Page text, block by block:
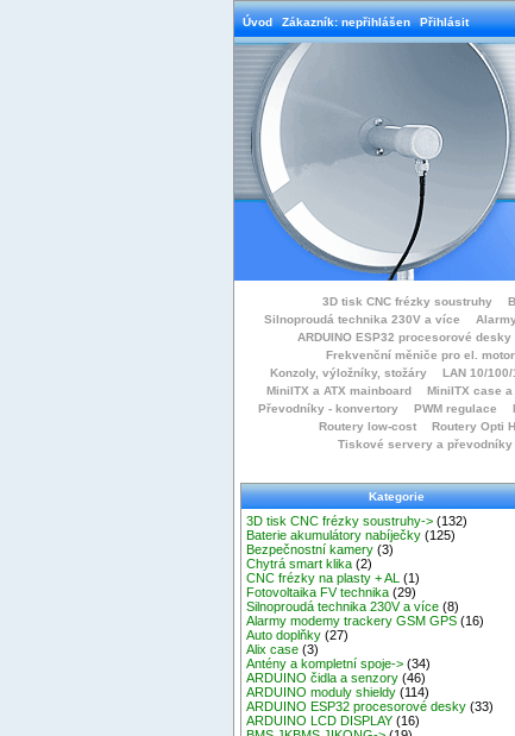
Úvod Zákazník: nepřihlášen Přihlásit
3D tisk CNC frézky soustruhy
Silnoproudá technika 230V a více
ARDUINO ESP32 procesorové desky
Frekvenční měniče pro el.
Konzoly, výložníky, stožáry
LAN 10/
MiniITX a ATX mainboard
MiniITX case
Převodníky - konvertory
PWM regulace
Routery low-cost
Routery Opti
Tiskové servery a převodníky
Kategorie
3D tisk CNC frézky soustruhy-> (132)
Baterie akumulátory nabíječky (125)
Bezpečnostní kamery (3)
Chytrá smart klika (2)
CNC frézky na plasty + AL
(1)
Fotovoltaika FV technika (29)
Silnoproudá technika 230V a více (8)
Alarmy modemy trackery GSM GPS (16)
Auto doplňky (27)
Alix case (3)
Antény a kompletní spoje-> (34)
ARDUINO čidla a senzory (46)
ARDUINO moduly shieldy (114)
ARDUINO ESP32 procesorové desky (33)
ARDUINO LCD DISPLAY (16)